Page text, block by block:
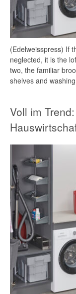
(Edelweisspress) If
neglected, it is the
two, the familiar
shelves and
Voll im